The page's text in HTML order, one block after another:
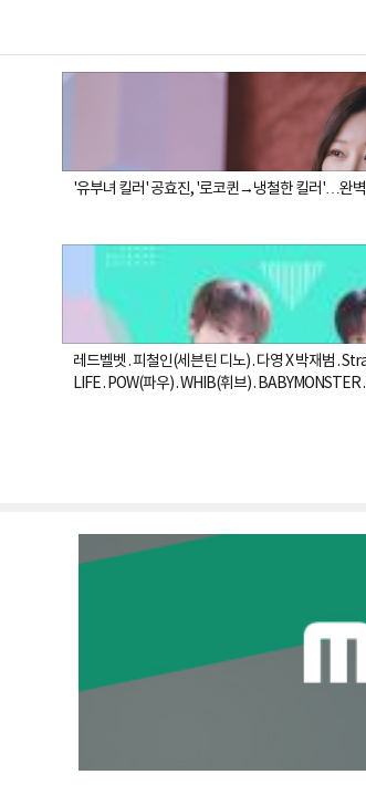
'유부녀 킬러' 공효진, '로코퀸→냉철한 킬러'…완
레드벨벳 . 피철인(세븐틴 디노) . 다영 X 박재범 . Stray Kids . JUNHEE . ARTMS .
LIFE . POW(파우) . WHIB(휘브) .